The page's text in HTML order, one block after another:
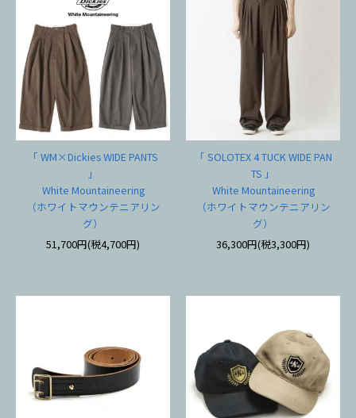
「 WM×Dickies WIDE PANTS
」
White Mountaineering
（ホワイトマウンテニアリン
グ）
51,700円(税4,700円)
「 SOLOTEX 4 TUCK WIDE PAN
TS 」
White Mountaineering
（ホワイトマウンテニアリン
グ）
36,300円(税3,300円)